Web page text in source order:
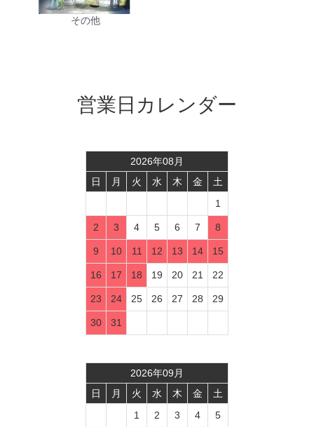
その他
営業日カレンダー
2026年08 月
日
月 火 水 木 金
土
1
2 3 4 5 6 7 8
9 10 11 12 13 14 15
16 17 18 19 20 21 22
23 24 25 26 27 28 29
30 31
2026年09 月
日
月 火 水 木 金
土
1
2 3 4 5